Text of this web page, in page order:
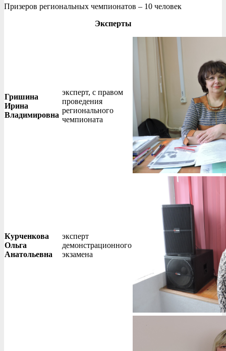
Призеров региональных чемпионатов – 10 человек
Эксперты
Гришина
Ирина
Владимировна
эксперт, с правом
проведения
регионального
чемпионата
Курченкова
Ольга
Анатольевна
эксперт
демонстрационного
экзамена